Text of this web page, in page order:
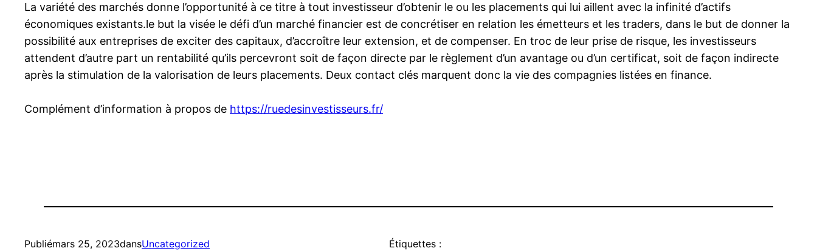
La variété des marchés donne l’opportunité à ce titre à tout investisseur d’obtenir le ou les placements qui lui aillent avec la infinité d’actifs
économiques existants.le but la visée le défi d’un marché financier est de concrétiser en relation les émetteurs et les traders, dans le but de donner la
possibilité aux entreprises de exciter des capitaux, d’accroître leur extension, et de compenser. En troc de leur prise de risque, les investisseurs
attendent d’autre part un rentabilité qu’ils percevront soit de façon directe par le règlement d’un avantage ou d’un certificat, soit de façon indirecte
après la stimulation de la valorisation de leurs placements. Deux contact clés marquent donc la vie des compagnies listées en finance.
Complément d’information à propos de https://ruedesinvestisseurs.fr/
Publiémars 25, 2023dansUncategorized Étiquettes :